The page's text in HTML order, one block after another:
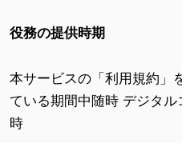
役務の提供時期
本サービスの「利用規約」
ている期間中随時 デジタ
時